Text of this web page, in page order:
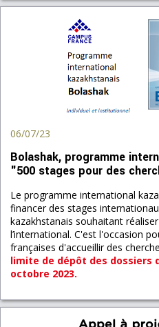
06/07/23
Bolashak, programme
"500 stages pour des
Le programme international
financer des stages
kazakhstanais souhaitant
l’international. C'est l'occasion
françaises d'accueillir des
limite de dépôt des dossiers
octobre 2023.